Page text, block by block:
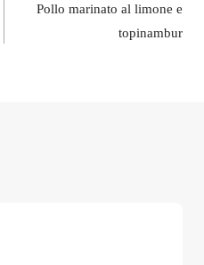
Pollo marinato al limone e
topinambur